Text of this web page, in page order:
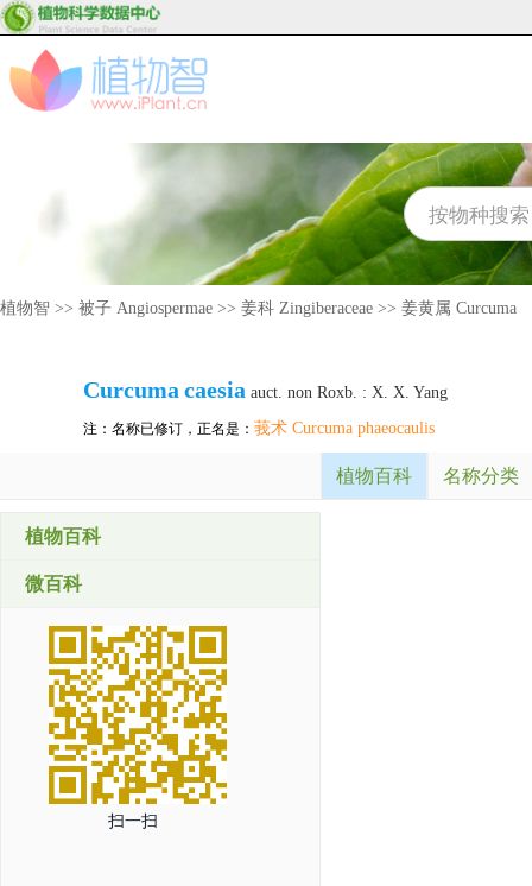
植物智 >> 被子 Angiospermae >> 姜科 Zingiberaceae >> 姜黄属 Curcuma
Curcuma caesia auct. non Roxb. : X. X. Yang
注：名称已修订，正名是： 莪术 Curcuma phaeocaulis
植物百科 名称分类
植物百科
微百科
扫一扫